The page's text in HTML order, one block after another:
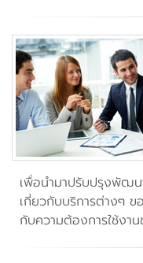
เพื่อนำมาปรับปรุงพัฒน
เกี่ยวกับบริการต่างๆ ข
กับความต้องการใช้งา